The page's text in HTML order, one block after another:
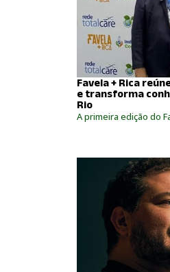
Favela + Rica
e transforma
Rio
A primeira edição do